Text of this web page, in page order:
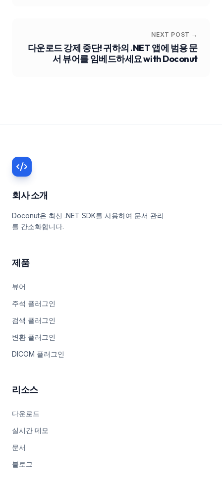
NEXT POST →
다운로드 강제 중단! 귀하의 .NET 앱에 범용 문
서 뷰어를 임베드하세요 with Doconut
회사 소개
Doconut은 최신 .NET SDK를 사용하여 문서 관리
를 간소화합니다.
제품
뷰어
주석 플러그인
검색 플러그인
변환 플러그인
DICOM 플러그인
리소스
다운로드
실시간 데모
문서
블로그